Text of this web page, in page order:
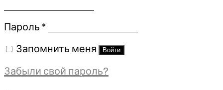
Пароль *Обязательно
Запомнить меня Войти
Забыли свой пароль?